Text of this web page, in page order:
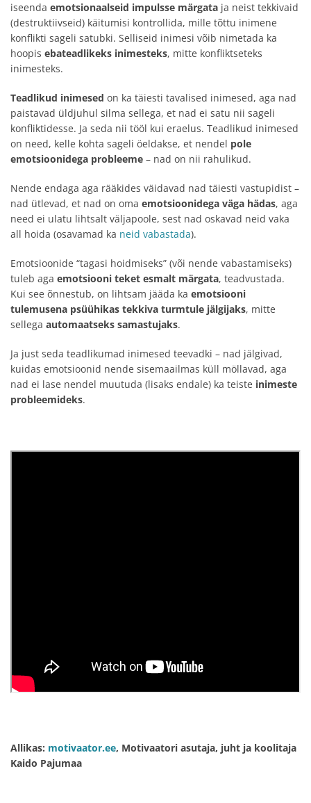
iseenda emotsionaalseid impulsse märgata ja neist tekkivaid
(destruktiivseid) käitumisi kontrollida, mille tõttu inimene
konflikti sageli satubki. Selliseid inimesi võib nimetada ka
hoopis ebateadlikeks inimesteks, mitte konfliktseteks
inimesteks.
Teadlikud inimesed on ka täiesti tavalised inimesed, aga nad
paistavad üldjuhul silma sellega, et nad ei satu nii sageli
konfliktidesse. Ja seda nii tööl kui eraelus. Teadlikud inimesed
on need, kelle kohta sageli öeldakse, et nendel pole
emotsioonidega probleeme – nad on nii rahulikud.
Nende endaga aga rääkides väidavad nad täiesti vastupidist –
nad ütlevad, et nad on oma emotsioonidega väga hädas, aga
need ei ulatu lihtsalt väljapoole, sest nad oskavad neid vaka
all hoida (osavamad ka neid vabastada).
Emotsioonide “tagasi hoidmiseks” (või nende vabastamiseks)
tuleb aga emotsiooni teket esmalt märgata, teadvustada.
Kui see õnnestub, on lihtsam jääda ka emotsiooni
tulemusena psüühikas tekkiva turmtule jälgijaks, mitte
sellega automaatseks samastujaks.
Ja just seda teadlikumad inimesed teevadki – nad jälgivad,
kuidas emotsioonid nende sisemaailmas küll möllavad, aga
nad ei lase nendel muutuda (lisaks endale) ka teiste inimeste
probleemideks.
Allikas: motivaator.ee, Motivaatori asutaja, juht ja koolitaja
Kaido Pajumaa